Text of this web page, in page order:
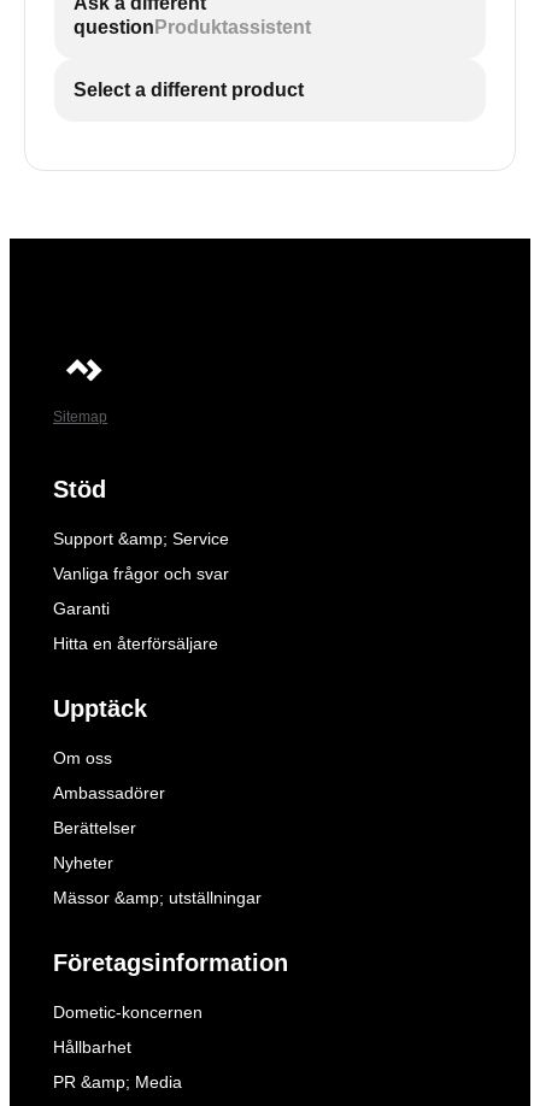
question Produktassistent
Select a different product
Sitemap
Stöd
Support &amp; Service
Vanliga frågor och svar
Garanti
Hitta en återförsäljare
Upptäck
Om oss
Ambassadörer
Berättelser
Nyheter
Mässor &amp; utställningar
Företagsinformation
Dometic-koncernen
Hållbarhet
PR &amp; Media